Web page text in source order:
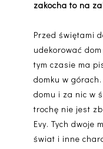
zakocha to na
Przed świętami
udekorować
tym czasie ma
domku w
domu i za nic w
trochę nie jest
Evy. Tych dwoje
świat i inne